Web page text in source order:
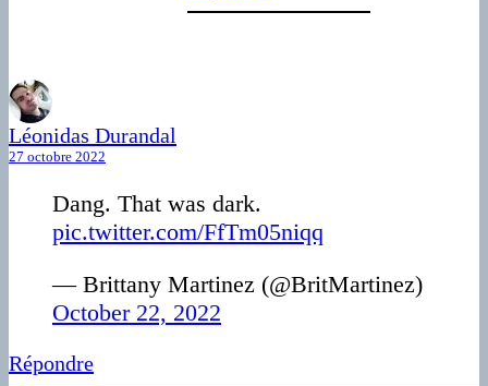
Léonidas Durandal
27 octobre 2022
Dang. That was dark.
pic.twitter.com/FfTm05niqq
— Brittany Martinez (@BritMartinez)
October 22, 2022
Répondre